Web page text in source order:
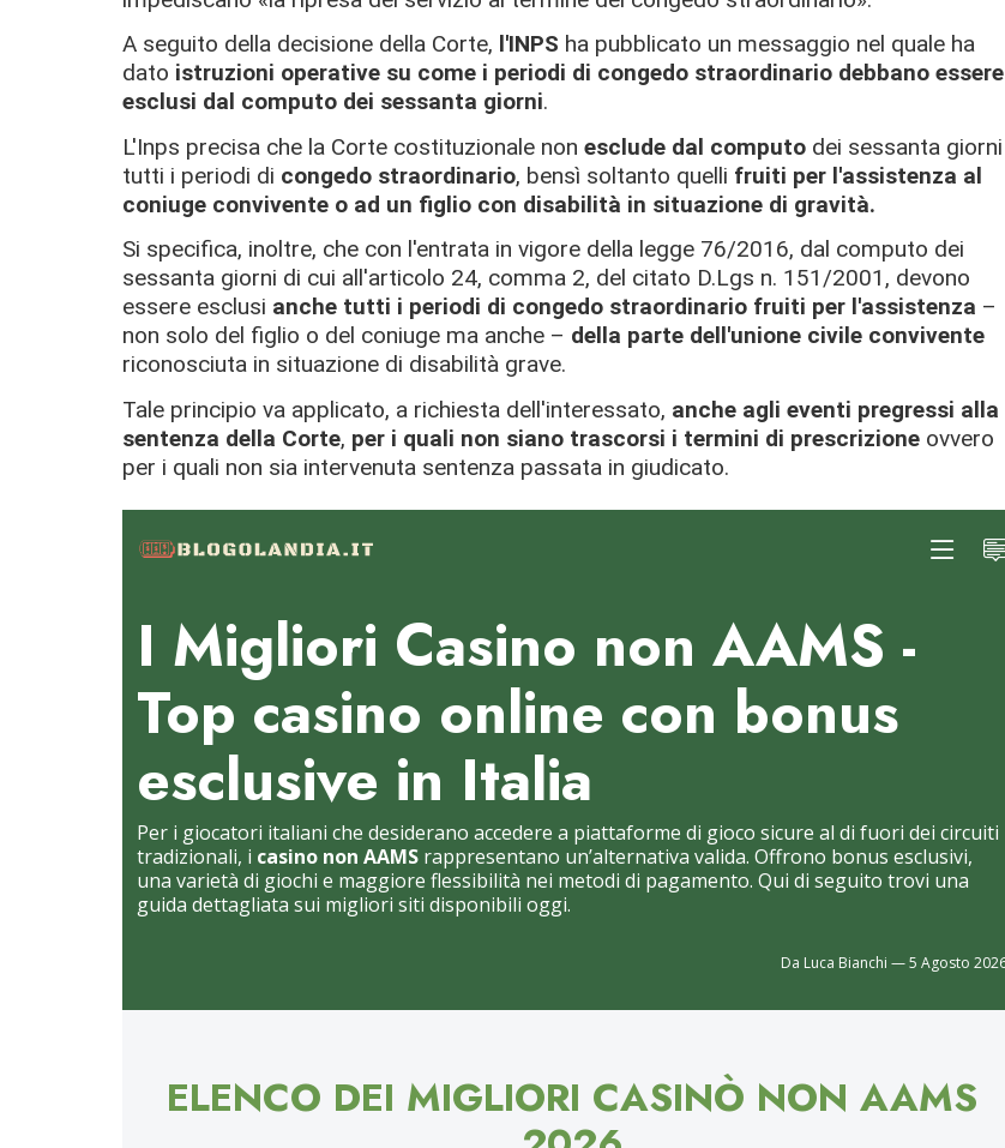
A seguito della decisione della Corte, l'INPS ha pubblicato un messaggio nel quale ha
dato istruzioni operative su come i periodi di congedo straordinario debbano essere
esclusi dal computo dei sessanta giorni.
L'Inps precisa che la Corte costituzionale non esclude dal computo dei sessanta giorni
tutti i periodi di congedo straordinario, bensì soltanto quelli fruiti per l'assistenza al
coniuge convivente o ad un figlio con disabilità in situazione di gravità.
Si specifica, inoltre, che con l'entrata in vigore della legge 76/2016, dal computo dei
sessanta giorni di cui all'articolo 24, comma 2, del citato D.Lgs n. 151/2001, devono
essere esclusi anche tutti i periodi di congedo straordinario fruiti per l'assistenza –
non solo del figlio o del coniuge ma anche – della parte dell'unione civile convivente
riconosciuta in situazione di disabilità grave.
Tale principio va applicato, a richiesta dell'interessato, anche agli eventi pregressi alla
sentenza della Corte, per i quali non siano trascorsi i termini di prescrizione ovvero
per i quali non sia intervenuta sentenza passata in giudicato.